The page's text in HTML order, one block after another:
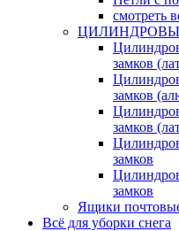
смотреть
замков
замков
замков
замков
замков
Ящики
Всё для уборки снега